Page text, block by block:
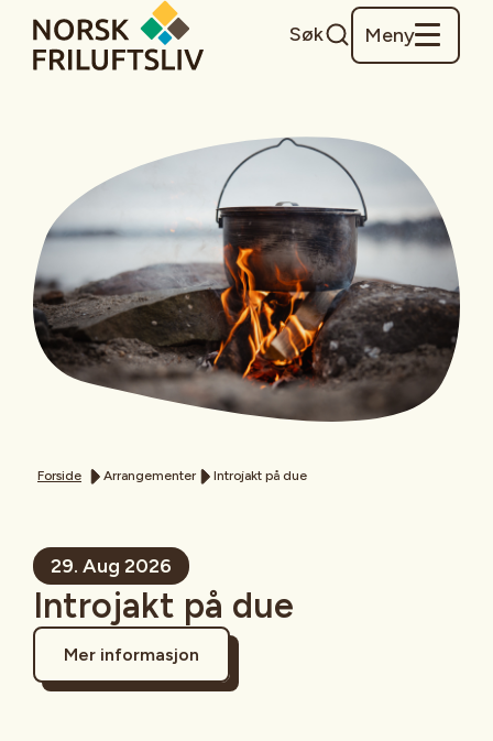
Søk Meny
Forside Arrangementer Introjakt på due
29. Aug 2026
Introjakt på due
Mer informasjon